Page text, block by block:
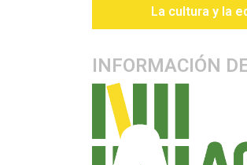
La cultura y la
INFORMACIÓN